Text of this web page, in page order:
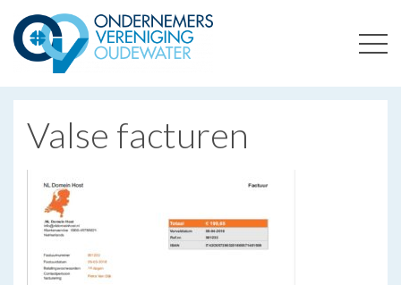
ONDERNEMERSVERENIGING OUDEWATER
Valse facturen